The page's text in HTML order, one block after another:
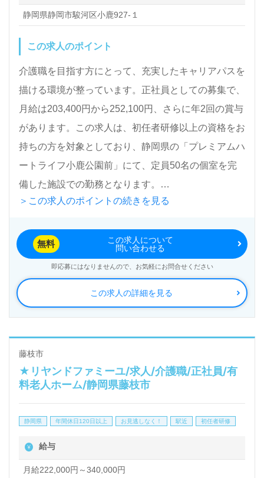
静岡県静岡市駿河区小鹿927-１
この求人のポイント
介護職を目指す方にとって、充実したキャリアパスを
描ける環境が整っています。正社員としての募集で、
月給は203,400円から252,100円、さらに年2回の賞与
があります。この求人は、初任者研修以上の資格をお
持ちの方を対象としており、静岡県の「プレミアムハ
ートライフ小鹿公園前」にて、定員50名の個室を完
備した施設での勤務となります。
しの良い職場環境が魅力です。また、各種資格支援制
度や充実した研修制度が整っているため、経験を活か
しながらスキルアップを目指すことができます。介護
業界に情熱を持ちながら、自分らしいキャリアを構築
したい方には最適な職場です。
お車での通勤も可能で、静岡県内を中心に様々な福祉
事業を手掛ける株式会社アクタガワの一員として働く
ことで、安定した職場環境を得ることができます。ま
無料サービスを利用することで、求人情報の収集や年
収交渉のサポートも受けられます。興味をお持ちの方
は、ぜひお気軽にご相談ください。
＞この求人のポイントの続きを見る
この求人の詳細を見る
無料
この求人について
問い合わせる
即応募にはなりませんので、お気軽にお問合せください
藤枝市
★リヤンドファミーユ/求人/介護職/正社員/有
料老人ホーム/静岡県藤枝市
静岡県 年間休日120日以上 お見逃しなく！ 駅近 初任者研修
給与
月給222,000円～340,000円